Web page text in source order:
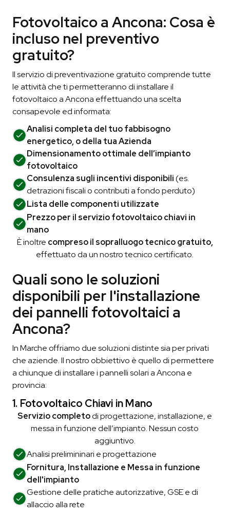
Fotovoltaico a Ancona: Cosa è
incluso nel preventivo
gratuito?
Il servizio di preventivazione gratuito comprende tutte
le attività che ti permetteranno di installare il
fotovoltaico a Ancona effettuando una scelta
consapevole ed informata:
Analisi completa del tuo fabbisogno
energetico, o della tua Azienda
Dimensionamento ottimale dell’impianto
fotovoltaico
Consulenza sugli incentivi disponibili(es.
detrazioni fiscali o contributi a fondo perduto)
Lista delle componenti utilizzate
Prezzo per il servizio fotovoltaico chiavi in
mano
È inoltre compreso il sopralluogo tecnico gratuito,
effettuato da un nostro tecnico certificato.
Quali sono le soluzioni
disponibili per l'installazione
dei pannelli fotovoltaici a
Ancona?
In Marche offriamo due soluzioni distinte sia per privati
che aziende. Il nostro obbiettivo è quello di permettere
a chiunque di installare i pannelli solari a Ancona e
provincia:
1. Fotovoltaico Chiavi in Mano
Servizio completodi progettazione, installazione, e
messa in funzione dell’impianto. Nessun costo
aggiuntivo.
Analisi prelimininari eprogettazione
Fornitura, Installazione e Messa in funzione
dell'impianto
Gestione delle pratiche autorizzative, GSE e di
allaccio alla rete